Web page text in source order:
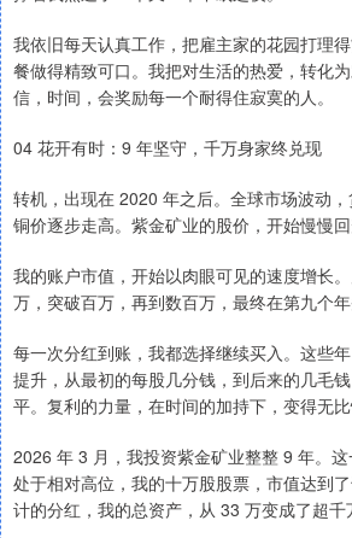
我依旧每天认真工作，把雇主家的花园打理
餐做得精致可口。我把对生活的热爱，转化
信，时间，会奖励每一个耐得住寂寞的人。
04 花开有时：9 年坚守，千万身家终兑现
转机，出现在 2020 年之后。全球市场波动
铜价逐步走高。紫金矿业的股价，开始慢慢回
我的账户市值，开始以肉眼可见的速度增长
万，突破百万，再到数百万，最终在第九个年
每一次分红到账，我都选择继续买入。这些
提升，从最初的每股几分钱，到后来的几毛
平。复利的力量，在时间的加持下，变得无比
2026 年 3 月，我投资紫金矿业整整 9 年。
处于相对高位，我的十万股股票，市值达到
计的分红，我的总资产，从 33 万变成了超千